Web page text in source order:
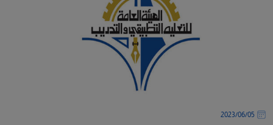
05‏/06‏/2023